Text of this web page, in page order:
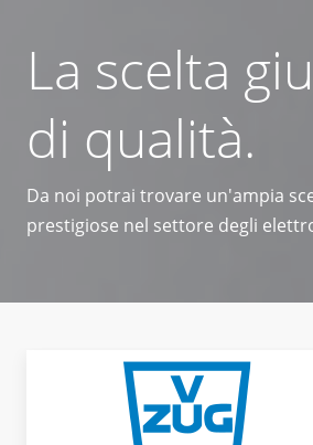
La scelta
di qualità.
Da noi potrai trovare un'ampia
prestigiose nel settore degli